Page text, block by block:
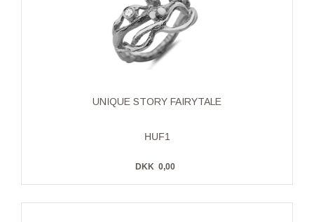
UNIQUE STORY FAIRYTALE
HUF1
DKK 0,00